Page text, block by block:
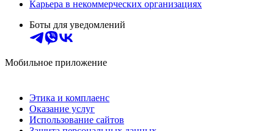
Карьера в некоммерческих организациях
Боты для уведомлений
Мобильное приложение
Этика и комплаенс
Оказание услуг
Использование сайтов